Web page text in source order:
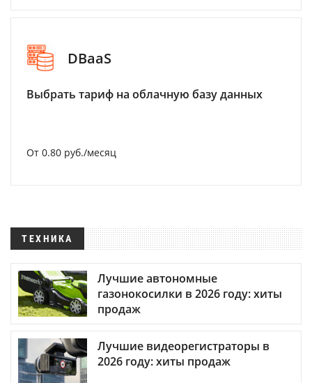
DBaaS
Выбрать тариф на облачную базу данных
От 0.80 руб./месяц
ТЕХНИКА
Лучшие автономные
газонокосилки в 2026 году: хиты
продаж
Лучшие видеорегистраторы в
2026 году: хиты продаж